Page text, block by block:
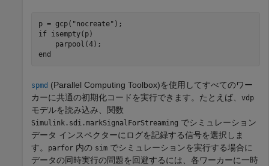
p = gcp( "nocreate"
if isempty(p)
end
spmd (Parallel Computing Toolbox)を使用してすべてのワー
カーに共通の初期化コードを実行できます。たとえば、 vdp
モデルを読み込み、関数
Simulink.sdi.markSignalForStreaming でシミュレーション
データ インスペクターにログを記録する信号を選択しま
す。
parfor 内の sim でシミュレーションを実行する場合に
データの同時実行の問題を回避するには、各ワーカーに一時